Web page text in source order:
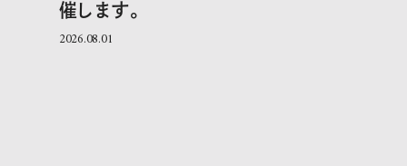
催します。
2026.08.01